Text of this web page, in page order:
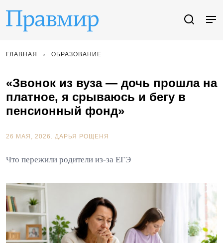
ГЛАВНАЯ ОБРАЗОВАНИЕ
«Звонок из вуза — дочь прошла на
платное, я срываюсь и бегу в
пенсионный фонд»
26 МАЯ, 2026. ДАРЬЯ РОЩЕНЯ
Что пережили родители из-за ЕГЭ